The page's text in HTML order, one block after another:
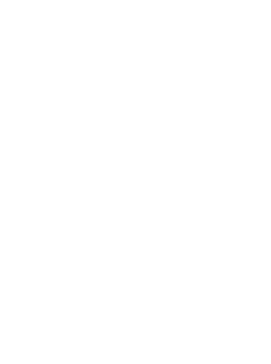
der breitesten Stelle, die Mitte. Markiere als
kleine Punkte.